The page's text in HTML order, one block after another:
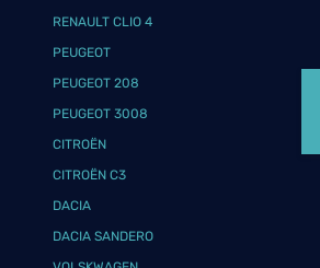
RENAULT CLIO 4
PEUGEOT
PEUGEOT 208
PEUGEOT 3008
CITROËN
CITROËN C3
DACIA
DACIA SANDERO